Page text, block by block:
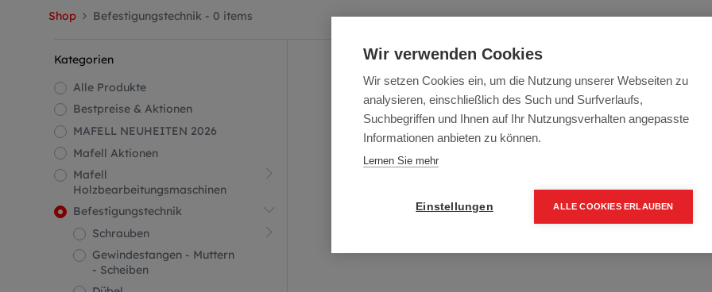
Shop Befestigungstechnik- 0 items
Kategorien
Alle Produkte
Bestpreise & Aktionen
MAFELL NEUHEITEN 2026
Mafell Aktionen
Mafell
Holzbearbeitungsmaschinen
Befestigungstechnik
Schrauben
Gewindestangen - Muttern
- Scheiben
ENTDECKEN SIE UNSERE
FÜR SICHERE UND
Wir verwenden Cookies
Wir setzen Cookies ein, um die Nutzung unserer Webseiten zu
analysieren, einschließlich des Such und Surfverlaufs,
Suchbegriffen und Ihnen auf Ihr Nutzungsverhalten angepasste
Informationen anbieten zu können.
Lernen Sie mehr
Einstellungen ALLE COOKIES ERLAUBEN